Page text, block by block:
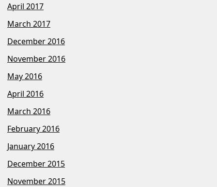
April 2017
March 2017
December 2016
November 2016
May 2016
April 2016
March 2016
February 2016
January 2016
December 2015
November 2015